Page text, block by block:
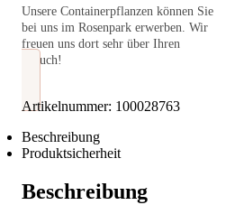
Unsere Containerpflanzen können Sie
bei uns im Rosenpark erwerben. Wir
freuen uns dort sehr über Ihren
Besuch!
Artikelnummer: 100028763
Beschreibung
Produktsicherheit
Beschreibung